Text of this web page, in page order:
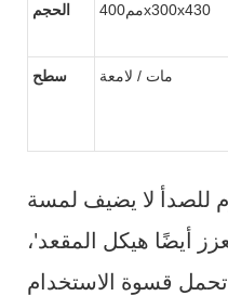
الحجم مم400x300x430
سطح مات / لامعة
للصدأ لا يضيف لمسة
أيضًا هيكل المقعد'،
تحمل قسوة الاستخدام